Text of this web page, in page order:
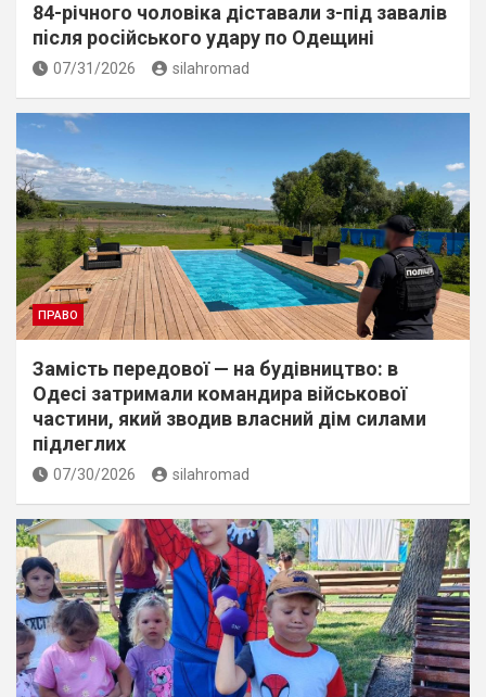
84-річного чоловіка діставали з-під завалів
пiсля росiйського удару по Одещині
07/31/2026 silahromad
ПРАВО
Замість передової — на будівництво: в
Одесі затримали командира військової
частини, який зводив власний дім силами
підлеглих
07/30/2026 silahromad